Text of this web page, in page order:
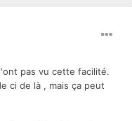
pas vu cette facilité.
ci de là , mais ça peut